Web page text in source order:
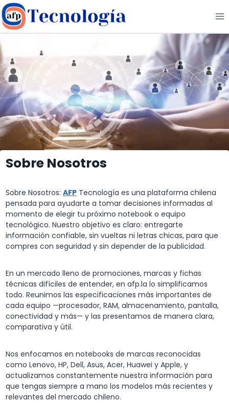
Saltar
al
contenido
Sobre Nosotros
Sobre Nosotros: AFP Tecnología es una plataforma chilena
pensada para ayudarte a tomar decisiones informadas al
momento de elegir tu próximo notebook o equipo
tecnológico. Nuestro objetivo es claro: entregarte
información confiable, sin vueltas ni letras chicas, para que
compres con seguridad y sin depender de la publicidad.
En un mercado lleno de promociones, marcas y fichas
técnicas difíciles de entender, en afp.la lo simplificamos
todo. Reunimos las especificaciones más importantes de
cada equipo —procesador, RAM, almacenamiento, pantalla,
conectividad y más— y las presentamos de manera clara,
comparativa y útil.
Nos enfocamos en notebooks de marcas reconocidas
como Lenovo, HP, Dell, Asus, Acer, Huawei y Apple, y
actualizamos constantemente nuestra información para
que tengas siempre a mano los modelos más recientes y
relevantes del mercado chileno.